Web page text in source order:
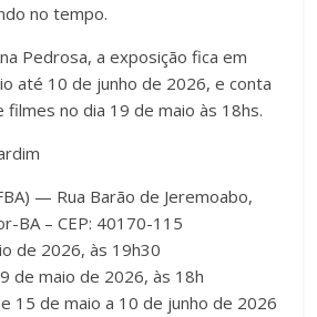
no tempo.
Pedrosa, a exposição fica em
até 10 de junho de 2026, e conta
filmes no dia 19 de maio às 18hs.
— Rua Barão de Jeremoabo,
BA – CEP: 40170-115
de 2026, às 19h30
de maio de 2026, às 18h
15 de maio a 10 de junho de 2026